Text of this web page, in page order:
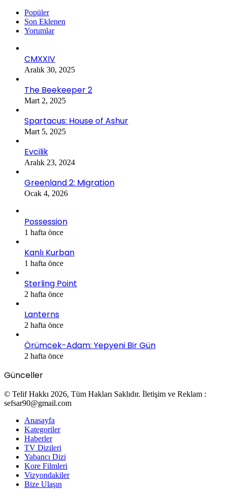
Popüler
Son Eklenen
Yorumlar
CMXXIV
Aralık 30, 2025
The Beekeeper 2
Mart 2, 2025
Spartacus: House of Ashur
Mart 5, 2025
Evcilik
Aralık 23, 2024
Greenland 2: Migration
Ocak 4, 2026
Possession
1 hafta önce
Kanlı Kurban
1 hafta önce
Sterling Point
2 hafta önce
Lanterns
2 hafta önce
Örümcek-Adam: Yepyeni Bir Gün
2 hafta önce
Günceller
© Telif Hakkı 2026, Tüm Hakları Saklıdır. İletişim ve Reklam :
sefsar90@gmail.com
Anasayfa
Kategoriler
Haberler
TV Dizileri
Yabancı Dizi
Kore Filmleri
Vizyondakiler
Bize Ulaşın